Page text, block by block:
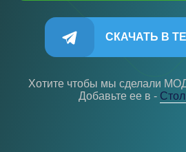
СКАЧАТЬ В
Хотите чтобы мы сделали
Добавьте ее в -